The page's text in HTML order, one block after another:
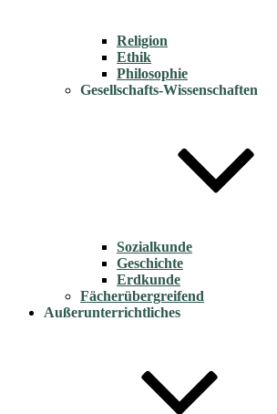
Religion
Ethik
Philosophie
Gesellschafts-Wissenschaften
Sozialkunde
Geschichte
Erdkunde
Fächerübergreifend
Außerunterrichtliches